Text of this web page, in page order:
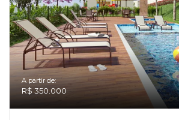
A partir de:
R$ 350.000